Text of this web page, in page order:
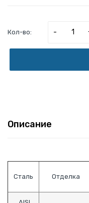
Кол-во: -
Описание
Сталь Отделка